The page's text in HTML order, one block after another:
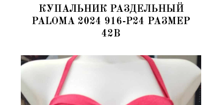
КУПАЛЬНИК РАЗДЕЛЬНЫЙ
PALOMA 2024 916-P24 РАЗМЕР
42B